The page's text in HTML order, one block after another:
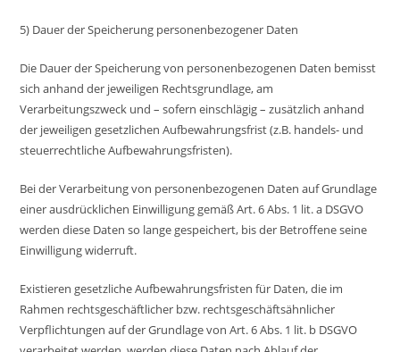
5) Dauer der Speicherung personenbezogener Daten
Die Dauer der Speicherung von personenbezogenen Daten bemisst
sich anhand der jeweiligen Rechtsgrundlage, am
Verarbeitungszweck und – sofern einschlägig – zusätzlich anhand
der jeweiligen gesetzlichen Aufbewahrungsfrist (z.B. handels- und
steuerrechtliche Aufbewahrungsfristen).
Bei der Verarbeitung von personenbezogenen Daten auf Grundlage
einer ausdrücklichen Einwilligung gemäß Art. 6 Abs. 1 lit. a DSGVO
werden diese Daten so lange gespeichert, bis der Betroffene seine
Einwilligung widerruft.
Existieren gesetzliche Aufbewahrungsfristen für Daten, die im
Rahmen rechtsgeschäftlicher bzw. rechtsgeschäftsähnlicher
Verpflichtungen auf der Grundlage von Art. 6 Abs. 1 lit. b DSGVO